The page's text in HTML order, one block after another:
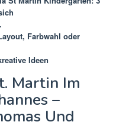
Farbwahl oder
Ideen
Martin Im
–
Und